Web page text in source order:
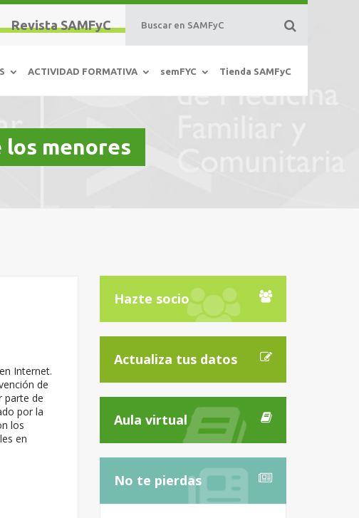
Revista SAMFyC
ACTIVIDAD FORMATIVA semFYC Tienda SAMFyC
menores
Internet.
de
parte de
por la
los
en
Hazte socio
Actualiza tus datos
Aula virtual
No te pierdas